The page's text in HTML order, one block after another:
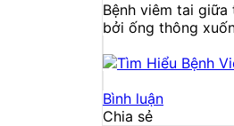
Bệnh viêm tai
bởi ống thông
Bình luận
Chia sẻ